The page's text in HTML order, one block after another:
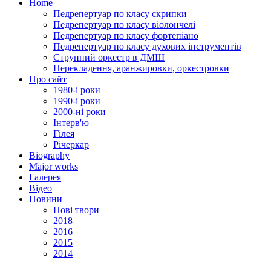
Home
Педрепертуар по класу скрипки
Педрепертуар по класу віолончелі
Педрепертуар по класу фортепіано
Педрепертуар по класу духових інструментів
Струнний оркестр в ДМШ
Перекладення, аранжировки, оркестровки
Про сайт
1980-і роки
1990-і роки
2000-ні роки
Інтерв'ю
Гілея
Річеркар
Biography
Major works
Галерея
Відео
Новини
Нові твори
2018
2016
2015
2014